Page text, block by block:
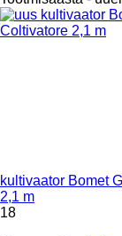
kultivaator Bomet
2,1 m
18